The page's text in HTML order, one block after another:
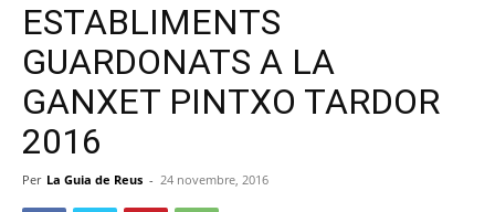
ESTABLIMENTS
GUARDONATS A LA
GANXET PINTXO TARDOR
2016
Per La Guia de Reus - 24 novembre, 2016